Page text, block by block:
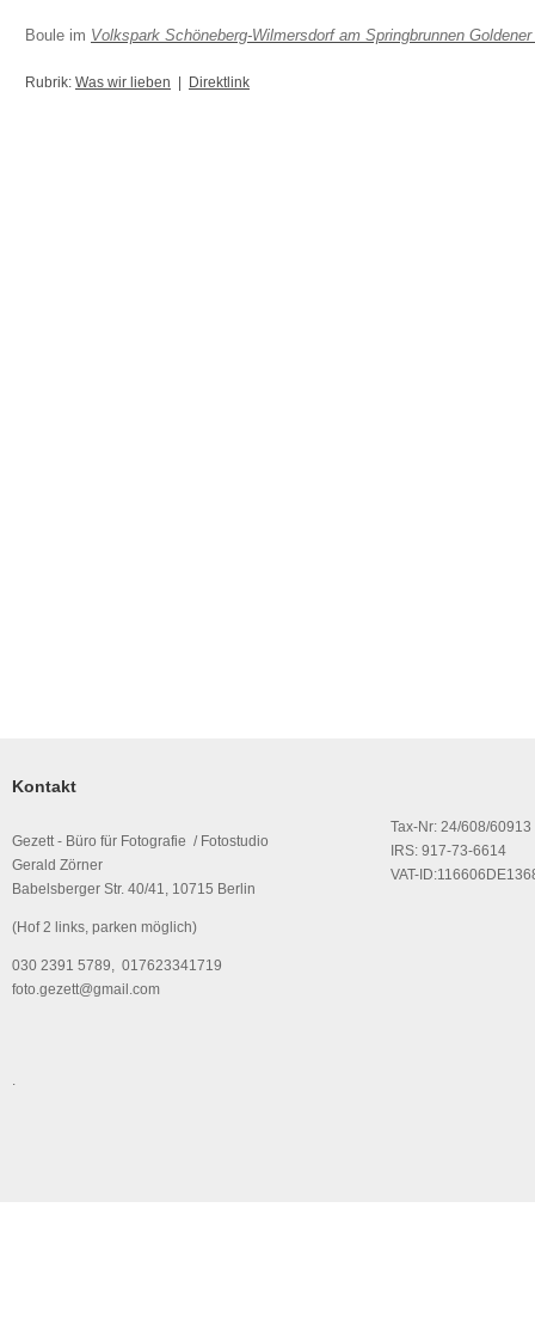
Boule im Volkspark Schöneberg-Wilmersdorf am Springbrunnen
Rubrik: Was wir lieben Direktlink
Kontakt
Gezett - Büro für Fotografie / Fotostudio
Gerald Zörner
Babelsberger Str. 40/41, 10715 Berlin
(Hof 2 links, parken möglich)
030 2391 5789, 017623341719
foto.gezett@gmail.com
Tax-Nr: 24/608/60913
IRS: 917-73-6614
VAT-
.